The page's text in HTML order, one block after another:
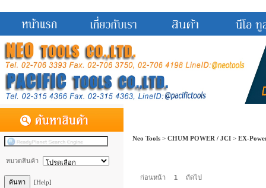
หมวดสินค้า
[Help]
Neo Tools > CHUM POWER / JCI > EX-
ก่อนหน้า 1 ถัดไป